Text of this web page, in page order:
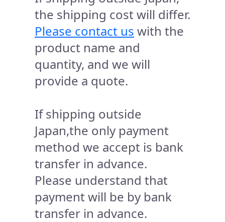
the shipping cost will differ.
Please contact us with the
product name and
quantity, and we will
provide a quote.
If shipping outside
Japan,the only payment
method we accept is bank
transfer in advance.
Please understand that
payment will be by bank
transfer in advance.